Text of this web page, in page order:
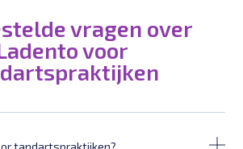
vragen over
voor
tandartspraktijken?